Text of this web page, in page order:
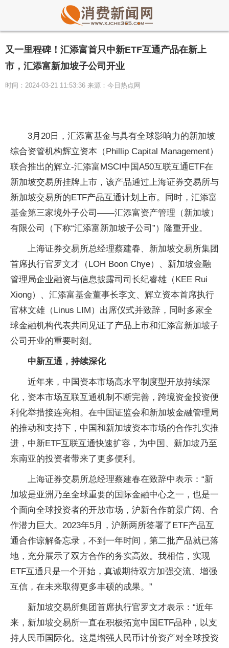
又一里程碑！汇添富首只中新ETF互通产品在新上
市，汇添富新加坡子公司开业
时间：2024-03-21 11:53:36 来源：今日热点网
3月20日， 汇添富基金与具有全球影响力的新加坡
综合资管机构辉立资本（Phillip Capital Management）
联合推出的辉立-汇添富MSCI中国A50互联互通ETF在
新加坡交易所挂牌上市，该产品通过上海证券交易所与
新加坡交易所的ETF产品互通计划上市。同时， 汇添富
基金第三家境外子公司——汇添富资产管理（新加坡）
有限公司（下称“汇添富新加坡子公司”）隆重开业。
上海证券交易所总经理蔡建春、新加坡交易所集团
首席执行官罗文才（LOH Boon Chye）、新加坡金融
管理局企业融资与信息披露司司长纪睿雄（KEE Rui
Xiong）、 汇添富基金董事长李文、辉立资本首席执行
官林文雄（Linus LIM）出席仪式并致辞，同时多家全
球金融机构代表共同见证了产品上市和汇添富新加坡子
公司开业的重要时刻。
中新互通 ， 持续深化
近年来， 中国资本市场高水平制度型开放持续深
化，资本市场互联互通机制不断完善，跨境资金投资便
利化举措接连亮相。在中国证监会和新加坡金融管理局
的推动和支持下， 中国和新加坡资本市场的合作扎实推
进，中新ETF互联互通快速扩容，为中国、新加坡乃至
东南亚的投资者带来了更多便利。
上海证券交易所总经理蔡建春在致辞中表示：“新
加坡是亚洲乃至全球重要的国际金融中心之一，也是一
个面向全球投资者的开放市场，沪新合作前景广阔、合
作潜力巨大。2023年5月，沪新两所签署了ETF产品互
通合作谅解备忘录，不到一年时间，第二批产品就已落
地，充分展示了双方合作的务实高效。我相信，实现
ETF互通只是一个开始，真诚期待双方加强交流、增强
互信，在未来取得更多丰硕的成果。”
新加坡交易所集团首席执行官罗文才表示：“近年
来，新加坡交易所一直在积极拓宽中国ETF品种，以支
持人民币国际化。这是增强 人民币计价资产对全球投资